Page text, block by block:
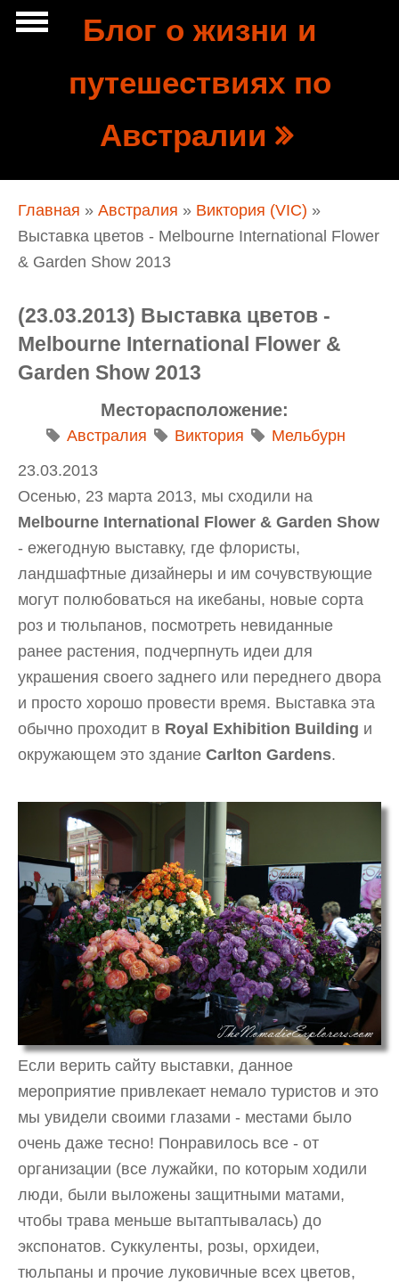
Перейти к основному содержанию
Блог о жизни и
путешествиях по
Австралии
Navigation
Вы здесь
Главная » Австралия » Виктория (VIC) »
Выставка цветов - Melbourne International Flower
& Garden Show 2013
(23.03.2013) Выставка цветов -
Melbourne International Flower &
Garden Show 2013
Месторасположение:
Австралия Виктория
Мельбурн
23.03.2013
Осенью, 23 марта 2013, мы сходили на
Melbourne International Flower & Garden Show
- ежегодную выставку, где флористы,
ландшафтные дизайнеры и им сочувствующие
могут полюбоваться на икебаны, новые сорта
роз и тюльпанов, посмотреть невиданные
ранее растения, подчерпнуть идеи для
украшения своего заднего или переднего двора
и просто хорошо провести время. Выставка эта
обычно проходит в Royal Exhibition Building и
окружающем это здание Carlton Gardens.
Если верить сайту выставки, данное
мероприятие привлекает немало туристов и это
мы увидели своими глазами - местами было
очень даже тесно! Понравилось все - от
организации (все лужайки, по которым ходили
люди, были выложены защитными матами,
чтобы трава меньше вытаптывалась) до
экспонатов. Суккуленты, розы, орхидеи,
тюльпаны и прочие луковичные всех цветов,